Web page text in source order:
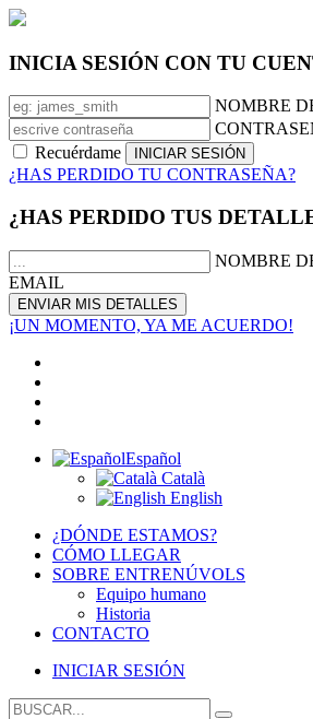
INICIA SESIÓN CON TU
NOMBRE
Recuérdame
¿HAS PERDIDO TU CONTRASEÑA?
¿HAS PERDIDO TUS
NOMBRE
EMAIL
¡UN MOMENTO, YA ME ACUERDO!
Español
Català
English
¿DÓNDE ESTAMOS?
CÓMO LLEGAR
SOBRE ENTRENÚVOLS
Equipo humano
Historia
CONTACTO
INICIAR SESIÓN